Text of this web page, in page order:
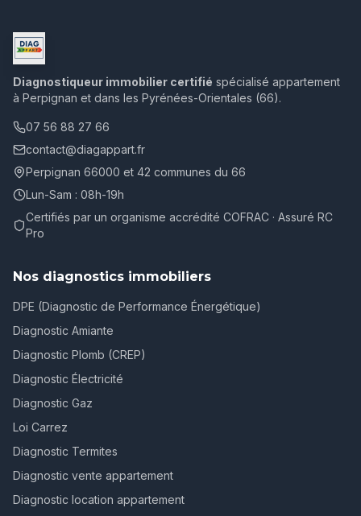
Diagnostiqueur immobilier certifié spécialisé appartement
à Perpignan et dans les Pyrénées-Orientales (66).
07 56 88 27 66
contact@diagappart.fr
Perpignan 66000 et 42 communes du 66
Lun-Sam : 08h-19h
Certifiés par un organisme accrédité COFRAC · Assuré RC
Pro
Nos diagnostics immobiliers
DPE (Diagnostic de Performance Énergétique)
Diagnostic Amiante
Diagnostic Plomb (CREP)
Diagnostic Électricité
Diagnostic Gaz
Loi Carrez
Diagnostic Termites
Diagnostic vente appartement
Diagnostic location appartement